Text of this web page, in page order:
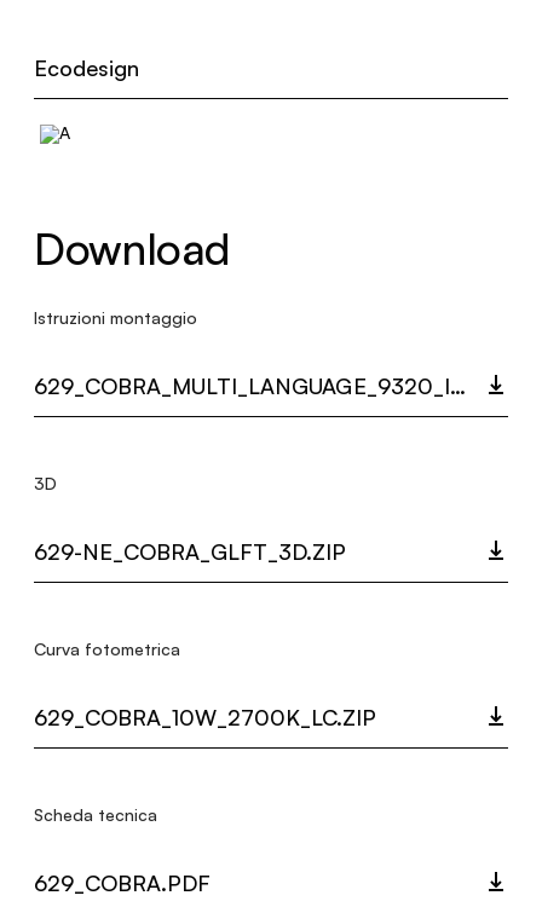
Ecodesign
Download
Istruzioni montaggio
629_COBRA_MULTI_LANGUAGE_9320_INST.PDF
3D
629-NE_COBRA_GLFT_3D.ZIP
Curva fotometrica
629_COBRA_10W_2700K_LC.ZIP
Scheda tecnica
629_COBRA.PDF